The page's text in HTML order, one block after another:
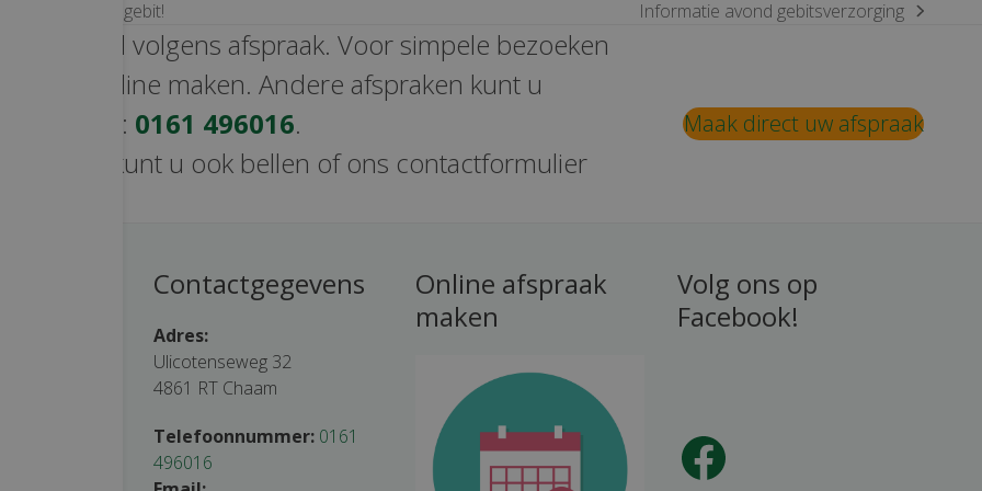
maand van het gebit!
next
Informatie avond gebitsverzorging
uitsluitend volgens afspraak. Voor simpele bezoeken
direct online maken. Andere afspraken kunt u
maken via: 0161 496016.
vragen kunt u ook bellen of ons contactformulier
Maak direct uw afspraak
Contactgegevens
Adres:
Ulicotenseweg 32
4861 RT Chaam
Telefoonnummer: 0161
496016
Online afspraak
maken
Volg ons op
Facebook!
Facebook